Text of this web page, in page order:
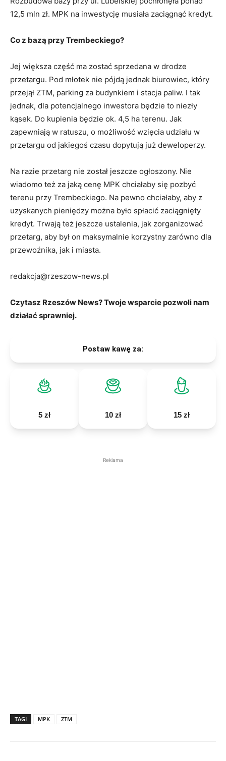
12,5 mln zł. MPK na inwestycję musiała zaciągnąć kredyt.
Co z bazą przy Trembeckiego?
Jej większa część ma zostać sprzedana w drodze
przetargu. Pod młotek nie pójdą jednak biurowiec, który
przejął ZTM, parking za budynkiem i stacja paliw. I tak
jednak, dla potencjalnego inwestora będzie to niezły
kąsek. Do kupienia będzie ok. 4,5 ha terenu. Jak
zapewniają w ratuszu, o możliwość wzięcia udziału w
przetargu od jakiegoś czasu dopytują już deweloperzy.
Na razie przetarg nie został jeszcze ogłoszony. Nie
wiadomo też za jaką cenę MPK chciałaby się pozbyć
terenu przy Trembeckiego. Na pewno chciałaby, aby z
uzyskanych pieniędzy można było spłacić zaciągnięty
kredyt. Trwają też jeszcze ustalenia, jak zorganizować
przetarg, aby był on maksymalnie korzystny zarówno dla
przewoźnika, jak i miasta.
redakcja@rzeszow-news.pl
Czytasz Rzeszów News? Twoje wsparcie pozwoli nam
działać sprawniej.
Postaw kawę za:
5 zł 10 zł 15 zł
Reklama
TAGI MPK ZTM